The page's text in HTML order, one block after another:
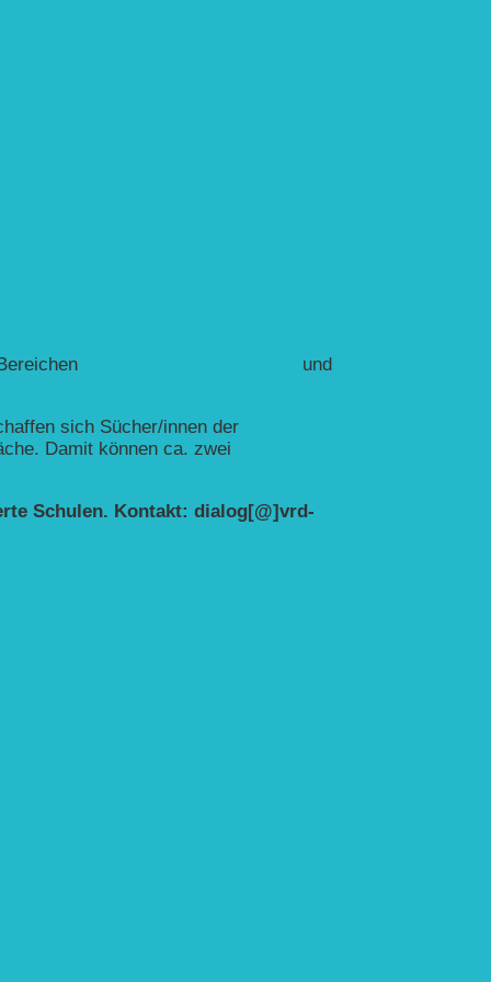
und
sich Sücher/innen der
Damit können ca. zwei
Schulen. Kontakt: dialog[@]vrd-